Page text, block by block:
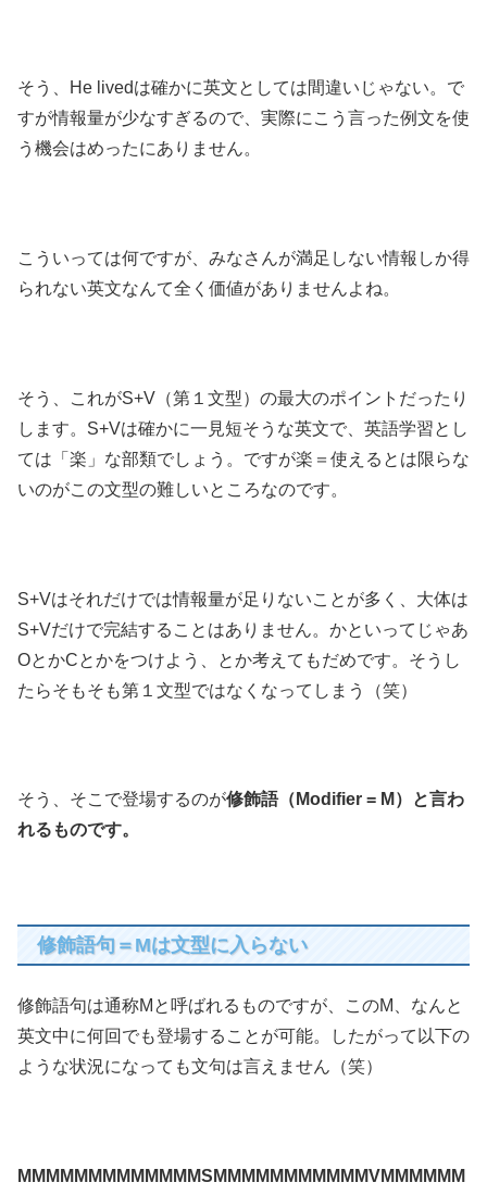
そう、He livedは確かに英文としては間違いじゃない。で
すが情報量が少なすぎるので、実際にこう言った例文を使
う機会はめったにありません。
こういっては何ですが、みなさんが満足しない情報しか得
られない英文なんて全く価値がありませんよね。
そう、これがS+V（第１文型）の最大のポイントだったり
します。S+Vは確かに一見短そうな英文で、英語学習とし
ては「楽」な部類でしょう。ですが楽＝使えるとは限らな
いのがこの文型の難しいところなのです。
S+Vはそれだけでは情報量が足りないことが多く、大体は
S+Vだけで完結することはありません。かといってじゃあ
OとかCとかをつけよう、とか考えてもだめです。そうし
たらそもそも第１文型ではなくなってしまう（笑）
そう、そこで登場するのが修飾語（Modifier = M）
と言わ
れるものです。
修飾語句＝Mは文型に入らない
修飾語句は通称Mと呼ばれるものですが、このM、なんと
英文中に何回でも登場することが可能。したがって以下の
ような状況になっても文句は言えません（笑）
MMMMMMMMMMMMMSMMMMMMMMMMMVMMMMMM